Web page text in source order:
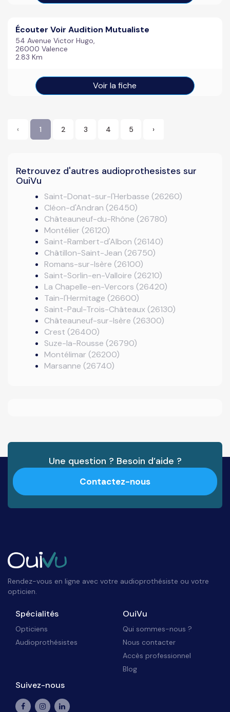
Écouter Voir Audition Mutualiste
54 Avenue Victor Hugo,
26000 Valence
2.83 Km
Voir la fiche
‹ 1 2 3 4 5 ›
Retrouvez d'autres audioprothesistes sur
OuiVu
Saint-Donat-sur-l'Herbasse (26260)
Cléon-d'Andran (26450)
Châteauneuf-du-Rhône (26780)
Montélier (26120)
Saint-Rambert-d'Albon (26140)
Châtillon-Saint-Jean (26750)
Romans-sur-Isère (26100)
Saint-Sorlin-en-Valloire (26210)
La Chapelle-en-Vercors (26420)
Tain-l'Hermitage (26600)
Saint-Paul-Trois-Châteaux (26130)
Châteauneuf-sur-Isère (26300)
Crest (26400)
Suze-la-Rousse (26790)
Montélimar (26200)
Marsanne (26740)
Une question ? Besoin d’aide ?
Contactez-nous
Rendez-vous en ligne avec votre audioprothésiste ou votre
opticien.
Spécialités
Opticiens
Audioprothésistes
OuiVu
Qui sommes-nous ?
Nous contacter
Accès professionnel
Blog
Suivez-nous